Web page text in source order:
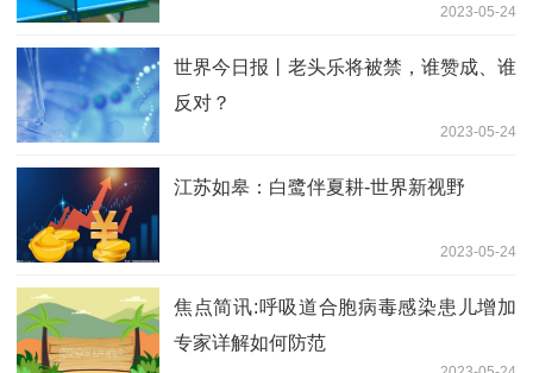
2023-05-24
世界今日报丨老头乐将被禁，谁赞成、谁
反对？
2023-05-24
江苏如皋：白鹭伴夏耕-世界新视野
2023-05-24
焦点简讯:呼吸道合胞病毒感染患儿增加
专家详解如何防范